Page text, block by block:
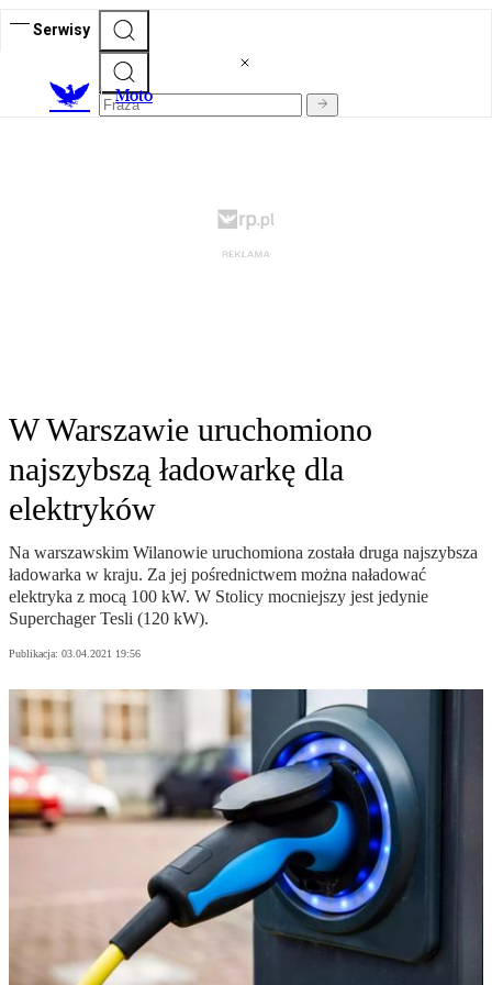
Serwisy
Moto
W Warszawie uruchomiono
najszybszą ładowarkę dla
elektryków
Na warszawskim Wilanowie uruchomiona została druga najszybsza
ładowarka w kraju. Za jej pośrednictwem można naładować
elektryka z mocą 100 kW. W Stolicy mocniejszy jest jedynie
Superchager Tesli (120 kW).
Publikacja: 03.04.2021 19:56